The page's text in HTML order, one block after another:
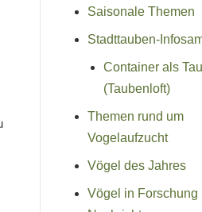
Saisonale Themen
Stadttauben-
Container als
(Taubenloft)
Themen rund um
Vogelaufzucht
Vögel des Jahres
Vögel in Forschung